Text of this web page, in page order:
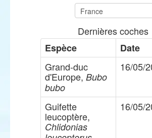
Dernières coches
Espèce
Date
Grand-duc
d'Europe, Bubo
bubo
16/05/
Guifette
leucoptère,
Chlidonias
16/05/